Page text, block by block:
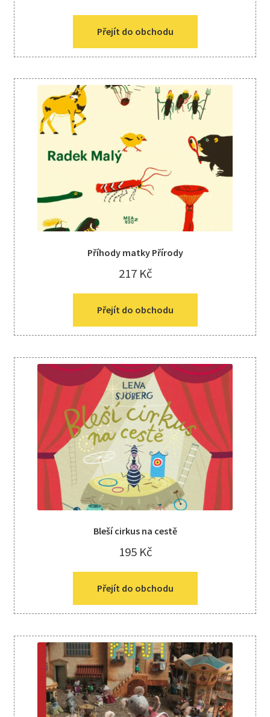
Přejít do obchodu
Příhody matky Přírody
217 Kč
Přejít do obchodu
Bleší cirkus na cestě
195 Kč
Přejít do obchodu